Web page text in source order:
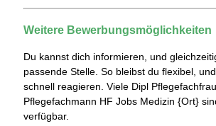
Weitere Bewerbungsmöglichkeiten
Du kannst dich informieren, und
passende Stelle. So bleibst du flexibel,
schnell reagieren. Viele Dipl Pflegefachfrau
Pflegefachmann HF Jobs Medizin {Ort}
verfügbar.